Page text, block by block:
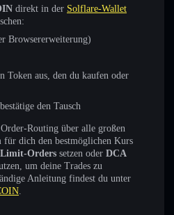
direkt in der Solflare-Wallet
Browsererweiterung)
Token aus, den du kaufen oder
den Tausch
Routing über alle großen
für dich den bestmöglichen Kurs
Limit-Orders setzen oder DCA
um deine Trades zu
Anleitung findest du unter
.